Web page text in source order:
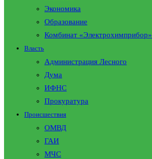
Экономика
Образование
Комбинат «Электрохимприбор»
Власть
Администрация Лесного
Дума
ИФНС
Прокуратура
Происшествия
ОМВД
ГАИ
МЧС